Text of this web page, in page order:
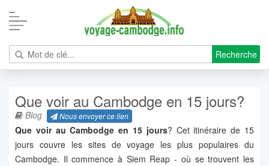
Recherche
Que voir au Cambodge en 15 jours?
Blog Nous envoyer ce lien
Que voir au Cambodge en 15 jours? Cet itinéraire de 15
jours couvre les sites de voyage les plus populaires du
Cambodge. Il commence à Siem Reap - où se trouvent les